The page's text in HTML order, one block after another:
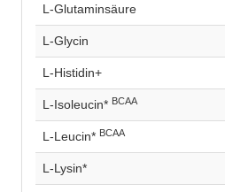
L-Glutaminsäure
L-Glycin
L-Histidin+
L-Isoleucin* BCAA
L-Leucin* BCAA
L-Lysin*